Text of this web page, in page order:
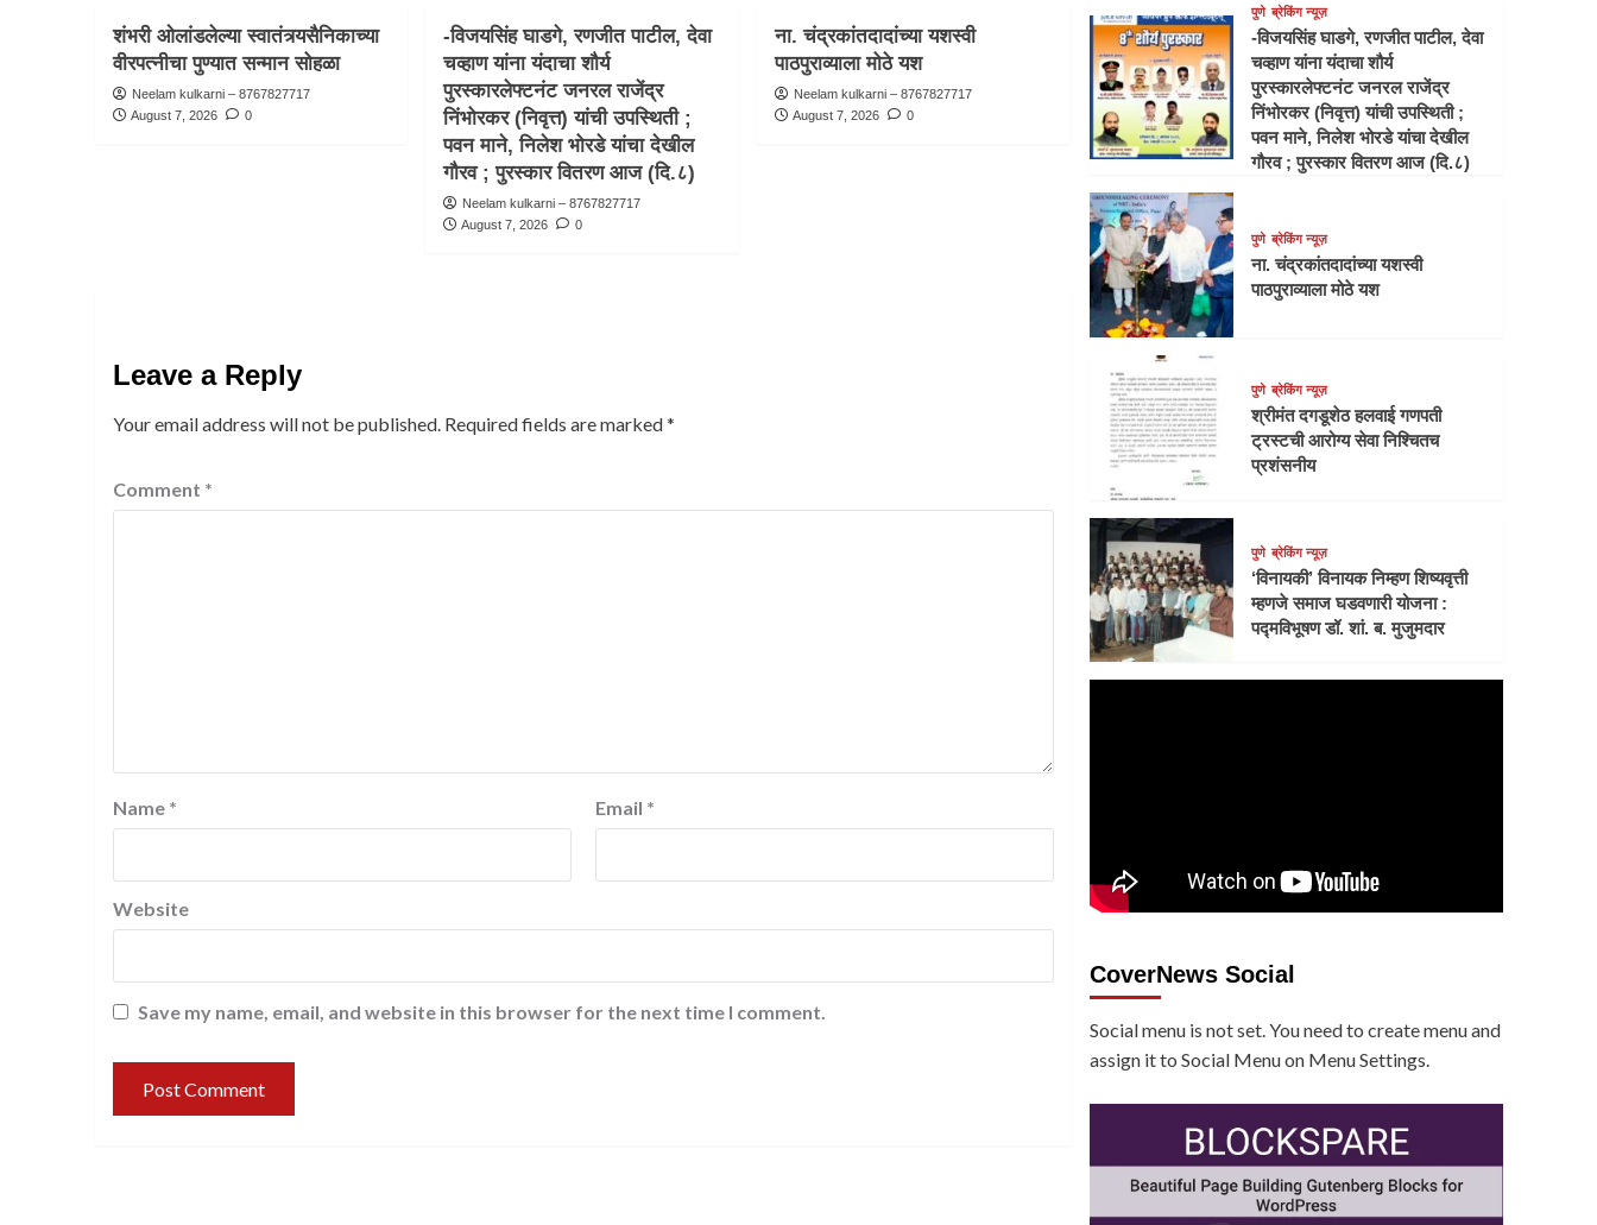
शंभरी ओलांडलेल्या स्वातंत्र्यसैनिकाच्या
वीरपत्नीचा पुण्यात सन्मान सोहळा
Neelam kulkarni – 8767827717
August 7, 2026
0
-विजयसिंह घाडगे, रणजीत पाटील, देवा
चव्हाण यांना यंदाचा शौर्य
पुरस्कारलेफ्टनंट जनरल राजेंद्र
निंभोरकर (निवृत्त) यांची उपस्थिती ;
पवन माने, निलेश भोरडे यांचा देखील
गौरव ; पुरस्कार वितरण आज (दि.८)
Neelam kulkarni – 8767827717
August 7, 2026
0
ना. चंद्रकांतदादांच्या यशस्वी
पाठपुराव्याला मोठे यश
Neelam kulkarni – 8767827717
August 7, 2026
0
Leave a Reply
Your email address will not be published. Required fields are marked*
Comment *
Name * Email *
Website
Save my name, email, and website in this browser for the next time I comment.
पुणे ब्रेकिंग न्यूज़
-विजयसिंह घाडगे, रणजीत पाटील, देवा
चव्हाण यांना यंदाचा शौर्य
पुरस्कारलेफ्टनंट जनरल राजेंद्र
निंभोरकर (निवृत्त) यांची उपस्थिती ;
पवन माने, निलेश भोरडे यांचा देखील
गौरव ; पुरस्कार वितरण आज (दि.८)
पुणे ब्रेकिंग न्यूज़
ना. चंद्रकांतदादांच्या यशस्वी
पाठपुराव्याला मोठे यश
पुणे ब्रेकिंग न्यूज़
श्रीमंत दगडूशेठ हलवाई गणपती
ट्रस्टची आरोग्य सेवा निश्चितच
प्रशंसनीय
पुणे ब्रेकिंग न्यूज़
‘विनायकी’ विनायक निम्हण शिष्यवृत्ती
म्हणजे समाज घडवणारी योजना :
पद्मविभूषण डॉ. शां. ब. मुजुमदार
CoverNews Social
Social menu is not set. You need to create menu and
assign it to Social Menu on Menu Settings.